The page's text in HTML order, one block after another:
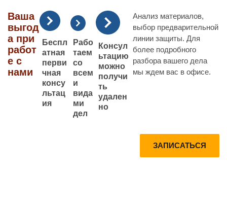
Ваша
выгод
а при
работ
е с
нами
Беспл
атная
перви
чная
консу
льтац
ия
Рабо
таем
со
всем
и
вида
ми
дел
Консул
ьтацию
можно
получи
ть
удален
но
Анализ материалов,
выбор предварительной
линии защиты. Для
более подробного
разбора вашего дела
мы ждем вас в офисе.
ЗАПИСАТЬСЯ